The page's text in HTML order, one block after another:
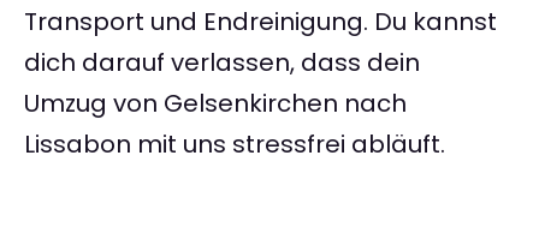
Transport und Endreinigung. Du kannst
dich darauf verlassen, dass dein
Umzug von Gelsenkirchen nach
Lissabon mit uns stressfrei abläuft.